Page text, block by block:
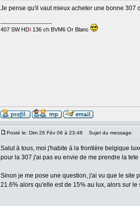
Je pense qu'il vaut mieux acheter une bonne 307
407 SW HDI 136 ch BVM6 Or Blanc
Posté le: Dim 26 Fév 06 à 23:48 Sujet du message:
Salut à tous, moi j'habite à la frontière belgique
pour la 307 j'ai pas eu envie de me prendre la
Sinon je me pose une question, j'ai vu que le site
21.6% alors qu'elle est de 15% au lux, alors sur